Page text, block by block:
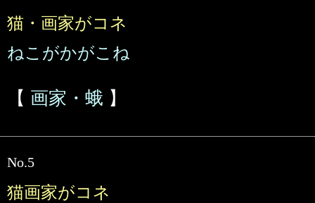
猫・画家がコネ
ねこがかがこね
【 画家・蛾 】
No.5
猫画家がコネ